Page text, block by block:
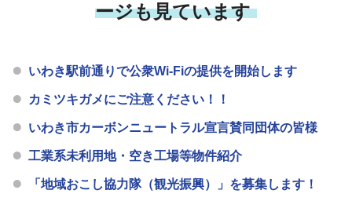
ージも見ています
いわき駅前通りで公衆Wi-Fiの提供を開始します
カミツキガメにご注意ください！！
いわき市カーボンニュートラル宣言賛同団体の皆様
工業系未利用地・空き工場等物件紹介
「地域おこし協力隊（観光振興）」を募集します！